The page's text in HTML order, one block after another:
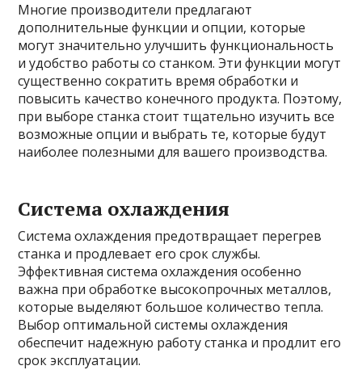
Многие производители предлагают
дополнительные функции и опции, которые
могут значительно улучшить функциональность
и удобство работы со станком. Эти функции могут
существенно сократить время обработки и
повысить качество конечного продукта. Поэтому,
при выборе станка стоит тщательно изучить все
возможные опции и выбрать те, которые будут
наиболее полезными для вашего производства.
Система охлаждения
Система охлаждения предотвращает перегрев
станка и продлевает его срок службы.
Эффективная система охлаждения особенно
важна при обработке высокопрочных металлов,
которые выделяют большое количество тепла.
Выбор оптимальной системы охлаждения
обеспечит надежную работу станка и продлит его
срок эксплуатации.